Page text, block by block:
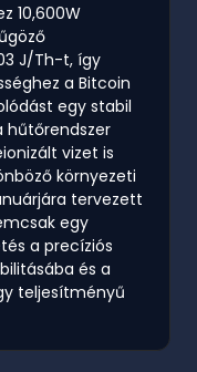
10,600W
J/Th-t, így
a Bitcoin
egy stabil
hűtőrendszer
vizet is
környezeti
tervezett
egy
a precíziós
és a
teljesítményű